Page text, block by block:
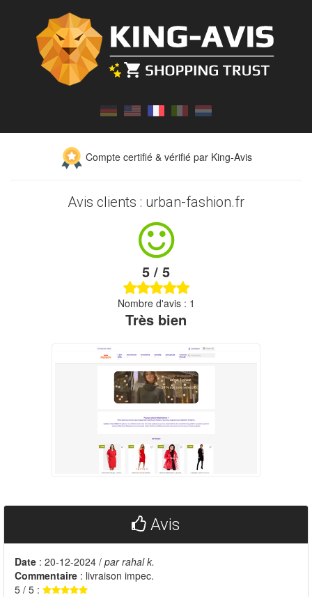
Compte certifié & vérifié par King-Avis
Avis clients : urban-fashion.fr
5 / 5
Nombre d'avis : 1
Très bien
Avis
Date : 20-12-2024 / par rahal k.
Commentaire : livraison impec.
5 / 5 :